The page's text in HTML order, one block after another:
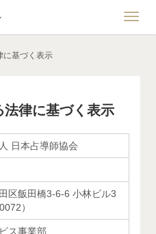
基づく表示
律に基づく表示
日本占導師協会
区飯田橋3-6-6 小林ビル3
）
ス事業部